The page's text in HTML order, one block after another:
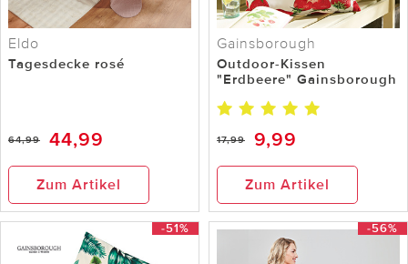
Eldo
Tagesdecke rosé
64,99 44,99
Zum Artikel
Gainsborough
Outdoor-Kissen
"Erdbeere" Gainsborough
17,99 9,99
Zum Artikel
-51% -56%